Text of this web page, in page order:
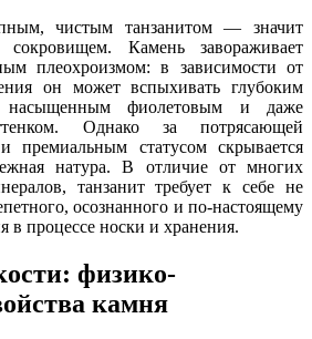
чистым танзанитом — значит
Камень завораживает
плеохроизмом: в зависимости от
он может вспыхивать глубоким
насыщенным фиолетовым и даже
Однако за потрясающей
премиальным статусом скрывается
натура. В отличие от многих
танзанит требует к себе не
осознанного и по-настоящему
в процессе носки и хранения.
физико-
камня